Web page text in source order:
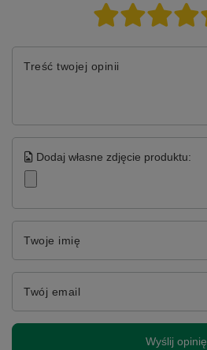
Treść twojej opinii
Dodaj własne zdjęcie produktu:
Twoje imię
Twój email
Wyślij opinię